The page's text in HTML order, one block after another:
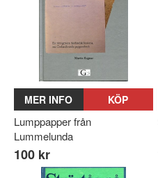
MER INFO KÖP
Lumppapper från
Lummelunda
100 kr